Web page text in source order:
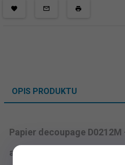
OPIS PRODUKTU
Papier decoupage D0212M
aniołki na ławeczkach